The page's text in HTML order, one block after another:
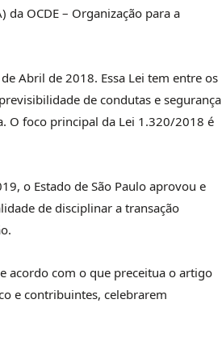
OCDE – Organização para a
Abril de 2018. Essa Lei tem entre os
de condutas e segurança
O foco principal da Lei 1.320/2018 é
o Estado de São Paulo aprovou e
de disciplinar a transação
acordo com o que preceitua o artigo
e contribuintes, celebrarem